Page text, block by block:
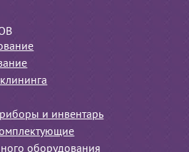
и инвентарь
оборудования